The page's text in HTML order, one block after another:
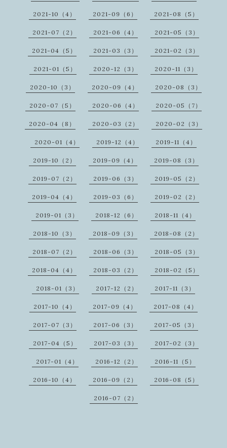
2021-10（4） 2021-09（6） 2021-08（5）
2021-07（2） 2021-06（4） 2021-05（3）
2021-04（5） 2021-03（3） 2021-02（3）
2021-01（5） 2020-12（3） 2020-11（3）
2020-10（3） 2020-09（4） 2020-08（3）
2020-07（5） 2020-06（4） 2020-05（7）
2020-04（8） 2020-03（2） 2020-02（3）
2020-01（4） 2019-12（4） 2019-11（4）
2019-10（2） 2019-09（4） 2019-08（3）
2019-07（2） 2019-06（3） 2019-05（2）
2019-04（4） 2019-03（6） 2019-02（2）
2019-01（3） 2018-12（6） 2018-11（4）
2018-10（3） 2018-09（3） 2018-08（2）
2018-07（2） 2018-06（3） 2018-05（3）
2018-04（4） 2018-03（2） 2018-02（5）
2018-01（3） 2017-12（2） 2017-11（3）
2017-10（4） 2017-09（4） 2017-08（4）
2017-07（3） 2017-06（3） 2017-05（3）
2017-04（5） 2017-03（3） 2017-02（3）
2017-01（4） 2016-12（2） 2016-11（5）
2016-10（4） 2016-09（2） 2016-08（5）
2016-07（2）